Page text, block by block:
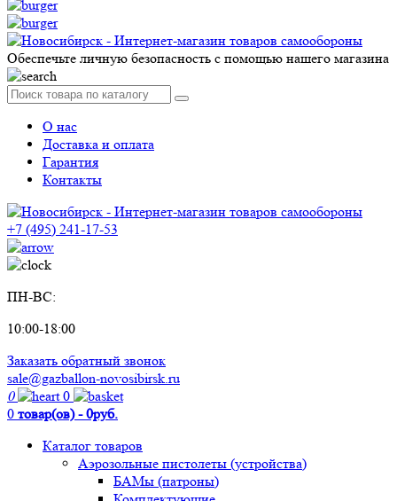
Обеспечьте личную безопасность с помощью нашего магазина
О нас
Доставка и оплата
Гарантия
Контакты
+7 (495) 241-17-53
ПН-ВС:
10:00-18:00
Заказать обратный звонок
sale@gazballon-novosibirsk.ru
0
0
0 товар(ов) - 0руб.
Каталог товаров
Аэрозольные пистолеты (устройства)
БАМы (патроны)